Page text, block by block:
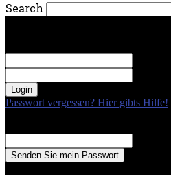
Search
Passwort vergessen? Hier gibts Hilfe!